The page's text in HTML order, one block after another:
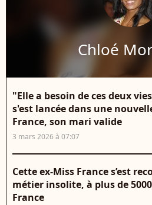
Chloé
"Elle a besoin de ces deux
s'est lancée dans une
France, son mari valide
3 mars 2026 à 07:07
Cette ex-Miss France s’est
métier insolite, à plus de
France